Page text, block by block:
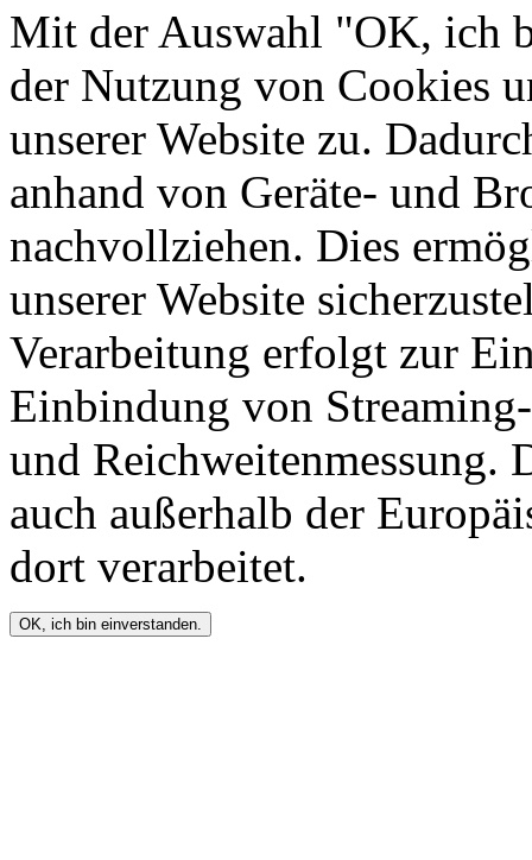
Mit der Auswahl "OK, ich
der Nutzung von Cookies
unserer Website zu.
anhand von Geräte- und
nachvollziehen. Dies
unserer Website
Verarbeitung erfolgt zur
Einbindung von
und Reichweitenmessung.
auch außerhalb der
dort verarbeitet.
OK, ich bin einverstanden.